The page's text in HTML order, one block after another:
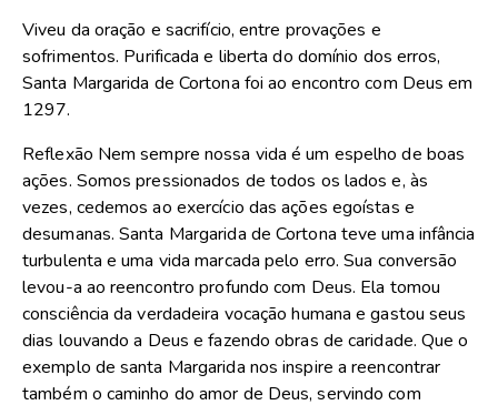
Viveu da oração e sacrifício, entre provações e
sofrimentos. Purificada e liberta do domínio dos erros,
Santa Margarida de Cortona foi ao encontro com Deus em
1297.
Reflexão Nem sempre nossa vida é um espelho de boas
ações. Somos pressionados de todos os lados e, às
vezes, cedemos ao exercício das ações egoístas e
desumanas. Santa Margarida de Cortona teve uma infância
turbulenta e uma vida marcada pelo erro. Sua conversão
levou-a ao reencontro profundo com Deus. Ela tomou
consciência da verdadeira vocação humana e gastou seus
dias louvando a Deus e fazendo obras de caridade. Que o
exemplo de santa Margarida nos inspire a reencontrar
também o caminho do amor de Deus, servindo com